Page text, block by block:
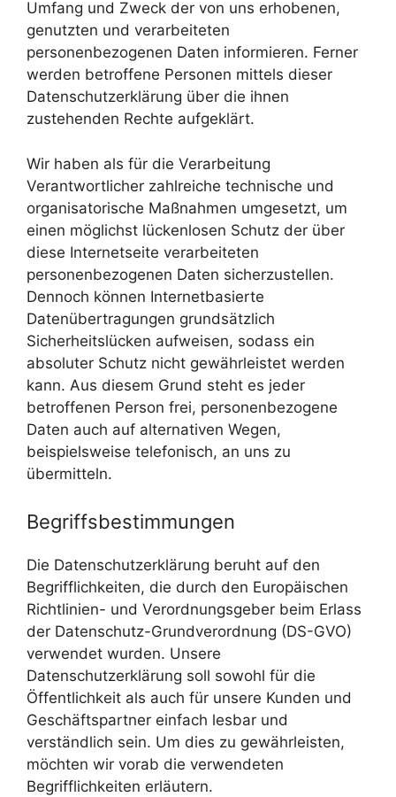
Umfang und Zweck der von uns erhobenen,
genutzten und verarbeiteten
personenbezogenen Daten informieren. Ferner
werden betroffene Personen mittels dieser
Datenschutzerklärung über die ihnen
zustehenden Rechte aufgeklärt.
Wir haben als für die Verarbeitung
Verantwortlicher zahlreiche technische und
organisatorische Maßnahmen umgesetzt, um
einen möglichst lückenlosen Schutz der über
diese Internetseite verarbeiteten
personenbezogenen Daten sicherzustellen.
Dennoch können Internetbasierte
Datenübertragungen grundsätzlich
Sicherheitslücken aufweisen, sodass ein
absoluter Schutz nicht gewährleistet werden
kann. Aus diesem Grund steht es jeder
betroffenen Person frei, personenbezogene
Daten auch auf alternativen Wegen,
beispielsweise telefonisch, an uns zu
übermitteln.
Begriffsbestimmungen
Die Datenschutzerklärung beruht auf den
Begrifflichkeiten, die durch den Europäischen
Richtlinien- und Verordnungsgeber beim Erlass
der Datenschutz-Grundverordnung (DS-GVO)
verwendet wurden. Unsere
Datenschutzerklärung soll sowohl für die
Öffentlichkeit als auch für unsere Kunden und
Geschäftspartner einfach lesbar und
verständlich sein. Um dies zu gewährleisten,
möchten wir vorab die verwendeten
Begrifflichkeiten erläutern.